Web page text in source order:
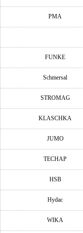
PMA
FUNKE
Schmersal
STROMAG
KLASCHKA
JUMO
TECHAP
HSB
Hydac
WIKA